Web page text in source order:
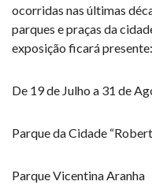
ocorridas nas últimas
parques e praças da
exposição ficará presente:
De 19 de Julho a 31 de
Parque da Cidade
Parque Vicentina Aranha